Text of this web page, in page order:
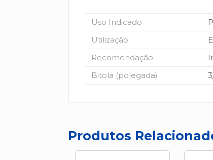
Uso Indicado
Utilização
Recomendação
Bitola (polegada)
Produtos